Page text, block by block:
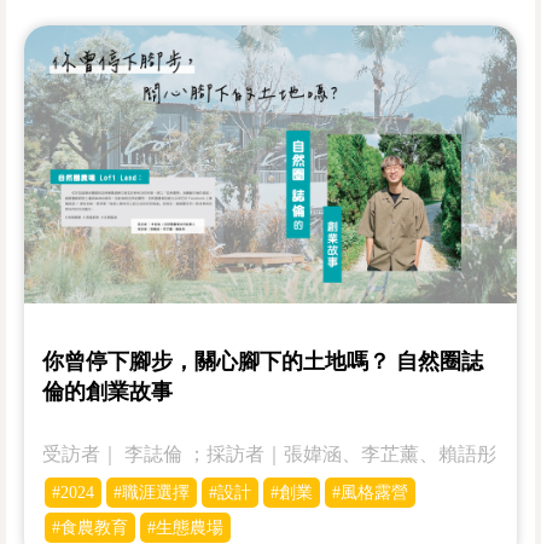
你曾停下腳步，關心腳下的土地嗎？ 自然圈誌
倫的創業故事
受訪者｜­­ 李誌倫 ；採訪者｜張媁涵、李芷薰、賴語彤
#2024 #職涯選擇 #設計 #創業
#風格露營
#食農教育
#生態農場